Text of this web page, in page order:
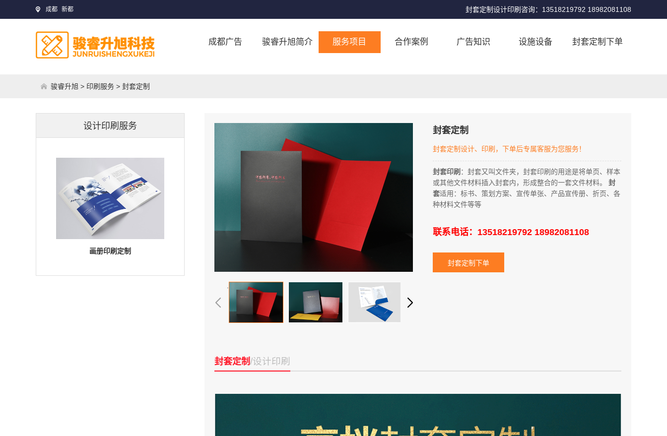
成都 新都 封套定制设计印刷咨询：13518219792 18982081108
成都广告 骏睿升旭简介 服务项目 合作案例 广告知识 设施设备 封套定制下单
骏睿升旭 > 印刷服务 > 封套定制
设计印刷服务
画册印刷定制
封套定制
封套定制设计、印刷，下单后专属客服为您服务！
封套印刷 ：封套又叫文件夹，封套印刷的用途是将单页、样本
或其他文件材料插入封套内，形成整合的一套文件材料。 封
套适用：标书、策划方案、宣传单张、产品宣传册、折页、各
种材料文件等等
联系电话：13518219792 18982081108
封套定制下单
封套定制/设计印刷